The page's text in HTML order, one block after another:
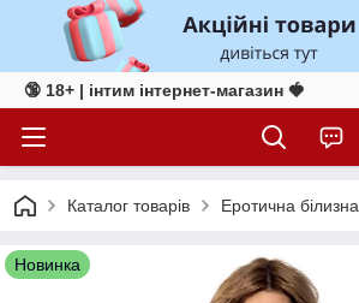
🔞 18+ | інтим інтернет-магазин 🍓
Каталог товарів Еротична білизна
Новинка